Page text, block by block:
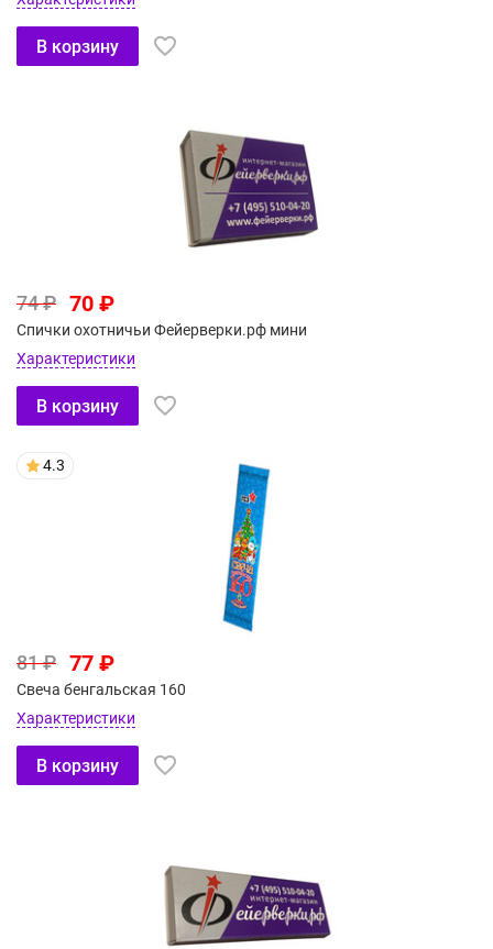
В корзину
74 ₽ 70 ₽
Спички охотничьи Фейерверки.рф мини
Характеристики
В корзину
4.3
81 ₽ 77 ₽
Свеча бенгальская 160
Характеристики
В корзину